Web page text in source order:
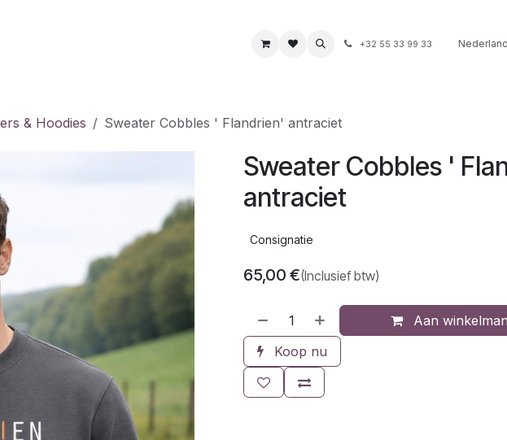
Juwelen Souvenirs
+32 55 33 99 33
& Hoodies Sweater Cobbles ' Flandrien' antraciet
Sweater Cobbles '
antraciet
Consignatie
65,00 €(Inclusief btw)
Aan
Koop nu